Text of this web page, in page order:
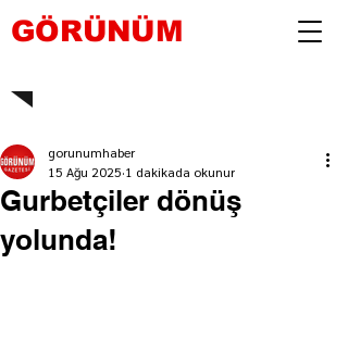
GÖRÜNÜM
Gurbetçiler dönüş
yolunda!
gorunumhaber
15 Ağu 2025 1 dakikada okunur